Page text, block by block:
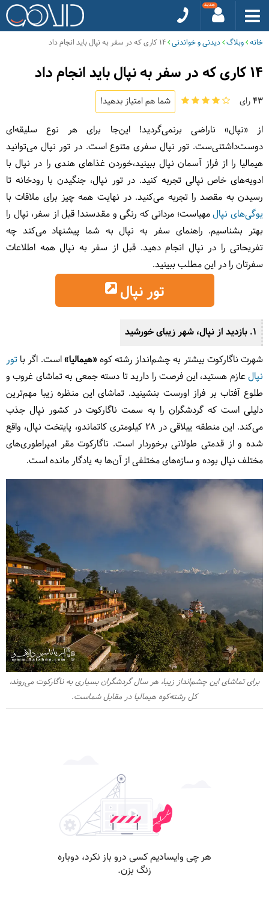
خانه وبلاگ دیدنی و خواندنی
14 کاری که در سفر به نپال باید انجام داد
43رای شما هم امتیاز بدهید!
از «نپال» ناراضی برنمی‌گردید! این‌جا برای هر نوع سلیقه‌ای
دوست‌داشتنی‌ست. تور نپال سفری متنوع است. در تور نپال می‌توانید
هیمالیا را از فراز آسمان نپال ببینید،خوردن غذاهای هندی را در نپال با
ادویه‌های خاص نپالی تجربه کنید. در تور نپال، جنگیدن با رودخانه تا
رسیدن به مقصد را تجربه می‌کنید. در نهایت همه چیز برای ملاقات با
یوگی‌های نپالمهیاست؛ مردانی که رنگی و مقدسند! قبل از سفر، نپال را
بهتر بشناسیم. راهنمای سفر به نپال به شما پیشنهاد می‌کند چه
تفریحاتی را در نپال انجام دهید. قبل از سفر به نپال همه اطلاعات
سفرتان را در این مطلب ببینید.
تور نپال
1. بازدید از نپال، شهر زیبای خورشید
شهرت ناگارکوت بیشتر به چشم‌انداز رشته کوه «هیمالیا»است. اگر با تور
نپالعازم هستید، این فرصت را دارید تا دسته جمعی به تماشای غروب و
طلوع آفتاب بر فراز اورست بنشینید. تماشای این منظره زیبا مهم‌ترین
دلیلی است که گردشگران را به سمت ناگارکوت در کشور نپال جذب
می‌کند. این منطقه ییلاقی در 28 کیلومتری کاتماندو، پایتخت نپال، واقع
شده و از قدمتی طولانی برخوردار است. ناگارکوت مقر امپراطوری‌های
مختلف نپال بوده و سازه‌های مختلفی از آن‌ها به یادگار مانده است.
برای تماشای این چشم‌انداز زیبا، هر سال گردشگران بسیاری به ناگارکوت می‌روند،
کل رشته‌کوه هیمالیا در مقابل شماست.